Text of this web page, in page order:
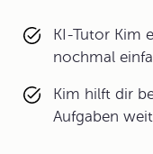
KI-Tutor Kim
nochmal
Kim hilft dir
Aufgaben